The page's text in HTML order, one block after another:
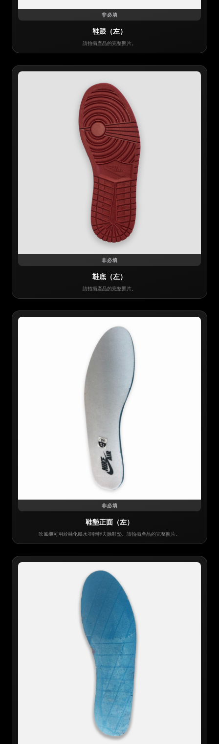
非必填
鞋跟（左）
請拍攝產品的完整照片。
非必填
鞋底（左）
請拍攝產品的完整照片。
非必填
鞋墊正面（左）
吹風機可用於融化膠水並輕輕去除鞋墊。請拍攝產品的完整照片。